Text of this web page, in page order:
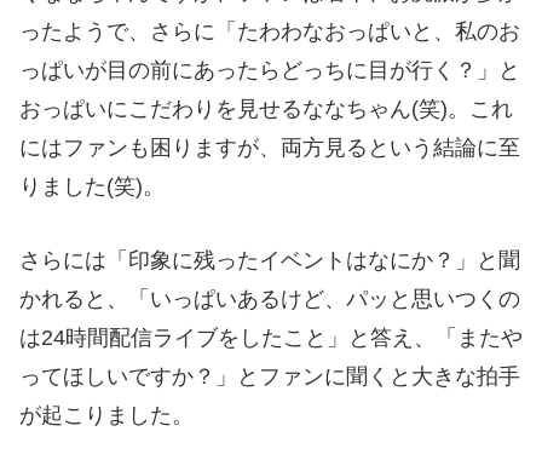
ったようで、さらに「たわわなおっぱいと、私のお
っぱいが目の前にあったらどっちに目が行く？」と
おっぱいにこだわりを見せるななちゃん(笑)。これ
にはファンも困りますが、両方見るという結論に至
りました(笑)。
さらには「印象に残ったイベントはなにか？」と聞
かれると、「いっぱいあるけど、パッと思いつくの
は24時間配信ライブをしたこと」と答え、「またや
ってほしいですか？」とファンに聞くと大きな拍手
が起こりました。